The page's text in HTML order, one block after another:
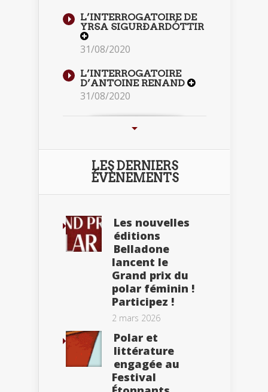
L’INTERROGATOIRE DE
YRSA SIGURÐARDÓTTIR
31/08/2020
L’INTERROGATOIRE
D’ANTOINE RENAND
31/08/2020
LES DERNIERS
ÉVÈNEMENTS
Les nouvelles
éditions
Belladone
lancent le
Grand prix du
polar féminin !
Participez !
2 mars 2026
Polar et
littérature
engagée au
Festival